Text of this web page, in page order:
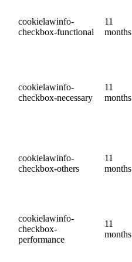
cookielawinfo-
checkbox-functional
11
months
cookielawinfo-
checkbox-necessary
11
months
cookielawinfo-
checkbox-others
11
months
cookielawinfo-
checkbox-
performance
11
months